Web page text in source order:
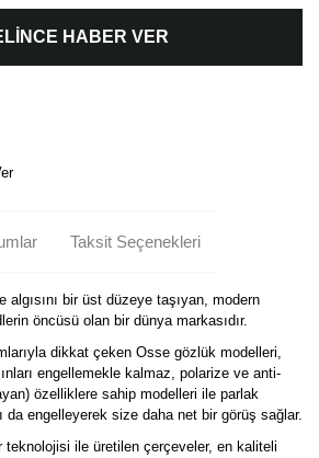
HABER VER
Taksit Seçenekleri
bir üst düzeye taşıyan, modern
öncüsü olan bir dünya markasıdır.
dikkat çeken Osse gözlük modelleri,
engellemekle kalmaz, polarize ve anti-
özelliklere sahip modelleri ile parlak
da engelleyerek size daha net bir görüş sağlar.
ile üretilen çerçeveler, en kaliteli